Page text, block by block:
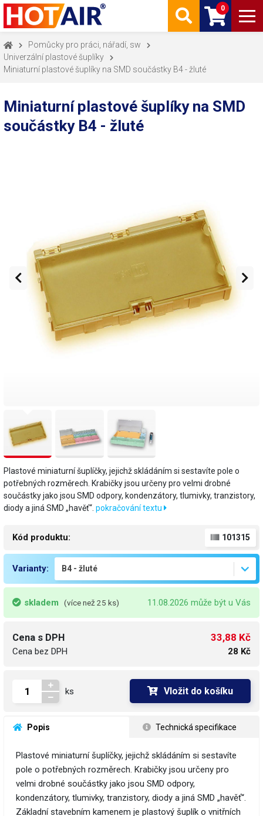
0
Pomůcky pro práci, nářadí, sw
Univerzální plastové šuplíky
Miniaturní plastové šuplíky na SMD součástky B4 - žluté
Miniaturní plastové šuplíky na SMD
součástky B4 - žluté
Plastové miniaturní šuplíčky, jejichž skládáním si sestavíte pole o
potřebných rozměrech. Krabičky jsou určeny pro velmi drobné
součástky jako jsou SMD odpory, kondenzátory, tlumivky, tranzistory,
diody a jiná SMD „havěť“. pokračování textu
Kód produktu: 101315
Varianty:
skladem (více než 25 ks) 11.08.2026 může být u Vás
Cena s DPH
Cena bez DPH
33,88 Kč
28 Kč
ks Vložit do košíku
Popis Technická specifikace
Plastové miniaturní šuplíčky, jejichž skládáním si sestavíte
pole o potřebných rozměrech. Krabičky jsou určeny pro
velmi drobné součástky jako jsou SMD odpory,
kondenzátory, tlumivky, tranzistory, diody a jiná SMD „havěť“.
Základní stavebním kamenem je plastový šuplík o vnitřních